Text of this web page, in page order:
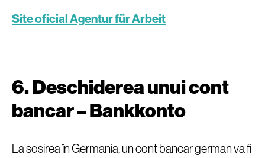
Site oficial Agentur für Arbeit
6. Deschiderea unui cont
bancar – Bankkonto
La sosirea în Germania, un cont bancar german va fi